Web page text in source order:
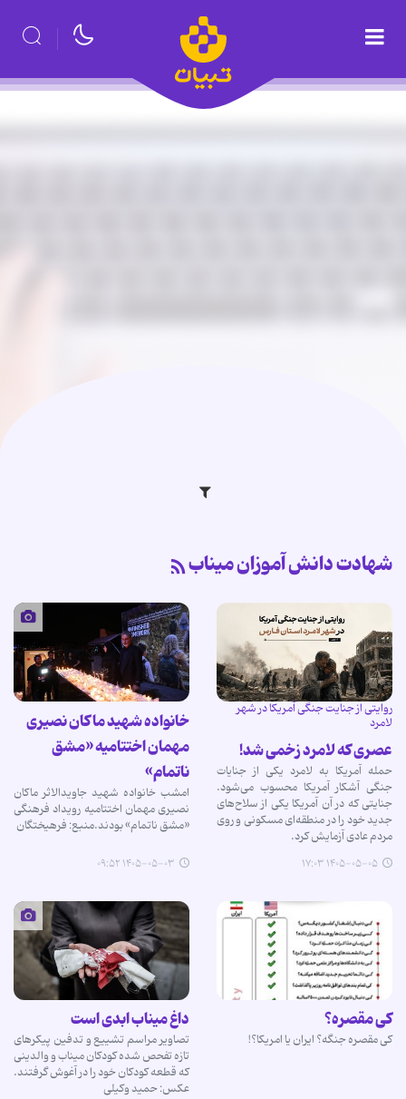
شهادت دانش آموزان میناب
روایتی از جنایت جنگی آمریکا در شهر
لامرد
عصری که لامرد زخمی شد!
حمله‌ آمریکا به لامرد یکی از جنایات
جنگی آشکار آمریکا محسوب می‌شود.
جنایتی که در آن آمریکا یکی از سلاح‌های
جدید خود را در منطقه‌ای مسکونی و روی
مردم عادی آزمایش کرد.
۱۴۰۵-۰۵-۰۵ ۱۷:۰۳
خانواده شهید ماکان نصیری
مهمان اختتامیه «مشق
ناتمام»
امشب خانواده شهید جاویدالاثر ماکان
نصیری مهمان اختتامیه رویداد فرهنگی
«مشق ناتمام» بودند.منبع: فرهیختگان
۱۴۰۵-۰۵-۰۳ ۰۹:۵۲
کی مقصره؟
کی مقصره جنگه؟ ایران یا امریکا؟!
داغ میناب ابدی است
تصاویر مراسم تشییع و تدفین پیکرهای
تازه تفحص شده کودکان میناب و والدینی
که قطعه کودکان خود را در آغوش گرفتند.
عکس: حمید وکیلی